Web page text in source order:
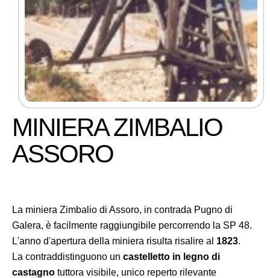
MINIERA ZIMBALIO
ASSORO
La miniera Zimbalio di Assoro, in contrada Pugno di
Galera, è facilmente raggiungibile percorrendo la SP 48.
L'anno d'apertura della miniera risulta risalire al 1823.
La contraddistinguono un castelletto in legno di
castagno tuttora visibile, unico reperto rilevante